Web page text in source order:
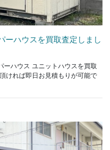
ーハウスを買取査定しまし
ーハウス ユニットハウスを買取
ければ即日お見積もりが可能で